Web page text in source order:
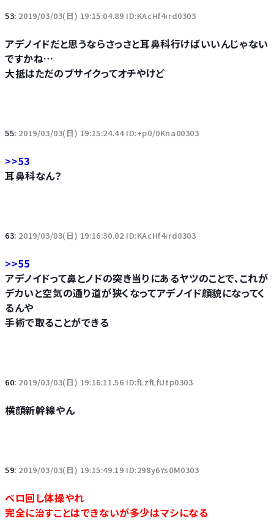
53: 2019/03/03(日) 19:15:04.89 ID:KAcHf4ird0303
アデノイドだと思うならさっさと耳鼻科行けばいいんじゃない
ですかね…
大抵はただのブサイクってオチやけど
55: 2019/03/03(日) 19:15:24.44 ID:+p0/0Kna00303
>>53
耳鼻科なん？
63: 2019/03/03(日) 19:16:30.02 ID:KAcHf4ird0303
>>55
アデノイドって鼻とノドの突き当りにあるヤツのことで、これが
デカいと空気の通り道が狭くなってアデノイド顔貌になってく
るんや
手術で取ることができる
60: 2019/03/03(日) 19:16:11.56 ID:fLzfLfUtp0303
横顔新幹線やん
59: 2019/03/03(日) 19:15:49.19 ID:298y6Ys0M0303
ベロ回し体操やれ
完全に治すことはできないが多少はマシになる